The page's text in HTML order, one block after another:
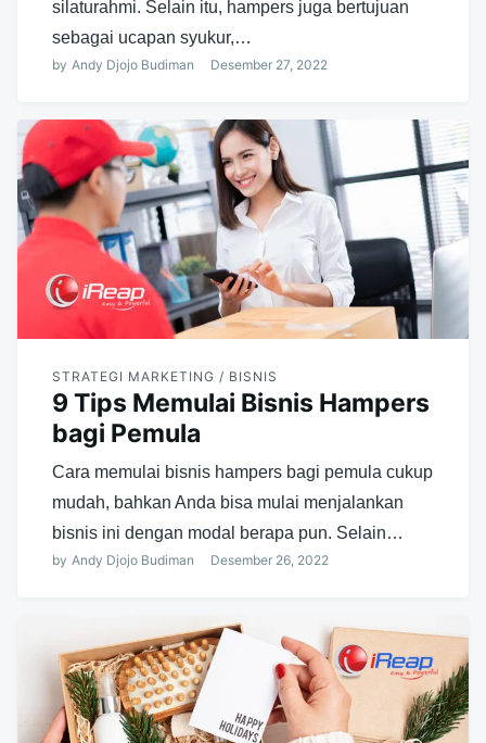
silaturahmi. Selain itu, hampers juga bertujuan
sebagai ucapan syukur,…
by Andy Djojo Budiman Desember 27, 2022
STRATEGI MARKETING / BISNIS
9 Tips Memulai Bisnis Hampers
bagi Pemula
Cara memulai bisnis hampers bagi pemula cukup
mudah, bahkan Anda bisa mulai menjalankan
bisnis ini dengan modal berapa pun. Selain…
by Andy Djojo Budiman Desember 26, 2022